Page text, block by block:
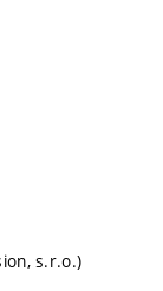
s.r.o.)